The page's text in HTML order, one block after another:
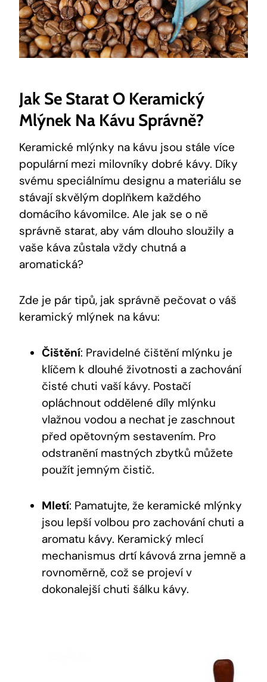
Jak Se Starat O Keramický
Mlýnek Na Kávu Správně?
Keramické mlýnky na kávu jsou stále více
populární mezi milovníky dobré kávy. Díky
svému speciálnímu designu a materiálu se
stávají skvělým doplňkem každého
domácího kávomilce. Ale jak se o ně
správně starat, aby vám dlouho sloužily a
vaše káva zůstala vždy chutná a
aromatická?
Zde je pár tipů, jak správně pečovat o váš
keramický mlýnek na kávu:
Čištění: Pravidelné čištění mlýnku je
klíčem k dlouhé životnosti a zachování
čisté chuti vaší kávy. Postačí
opláchnout oddělené díly mlýnku
vlažnou vodou a nechat je zaschnout
před opětovným sestavením. Pro
odstranění mastných zbytků můžete
použít jemným čistič.
Mletí: Pamatujte, že keramické mlýnky
jsou lepší volbou pro zachování chuti a
aromatu kávy. Keramický mlecí
mechanismus drtí kávová zrna jemně a
rovnoměrně, což se projeví v
dokonalejší chuti šálku kávy.